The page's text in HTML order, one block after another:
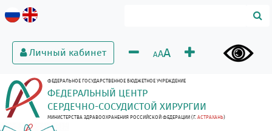
Личный кабинет AAA
ФЕДЕРАЛЬНОЕ ГОСУДАРСТВЕННОЕ БЮДЖЕТНОЕ УЧРЕЖДЕНИЕ
ФЕДЕРАЛЬНЫЙ ЦЕНТР
СЕРДЕЧНО-СОСУДИСТОЙ ХИРУРГИИ
МИНИСТЕРСТВА ЗДРАВООХРАНЕНИЯ РОССИЙСКОЙ ФЕДЕРАЦИИ (Г. АСТРАХАНЬ)